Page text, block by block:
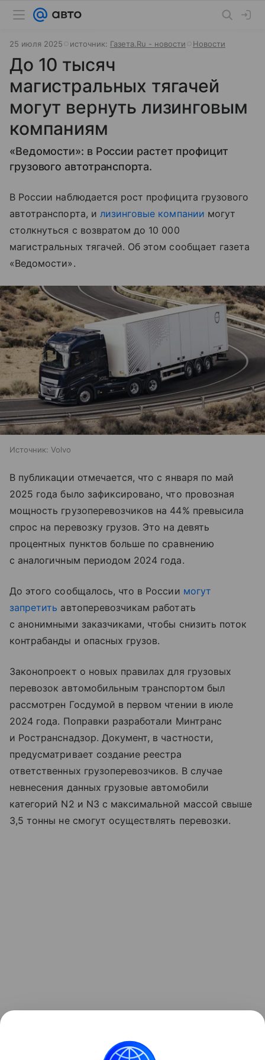
25 июля 2025 источник: Газета.Ru - новости Новости
До 10 тысяч
магистральных тягачей
могут вернуть лизинговым
компаниям
«Ведомости»: в России растет профицит
грузового автотранспорта.
В России наблюдается рост профицита грузового
автотранспорта, и лизинговые компании могут
столкнуться с возвратом до 10 000
магистральных тягачей. Об этом сообщает газета
«Ведомости».
Источник: Volvo
В публикации отмечается, что с января по май
2025 года было зафиксировано, что провозная
мощность грузоперевозчиков на 44% превысила
спрос на перевозку грузов. Это на девять
процентных пунктов больше по сравнению
с аналогичным периодом 2024 года.
До этого сообщалось, что в России могут
запретить автоперевозчикам работать
с анонимными заказчиками, чтобы снизить поток
контрабанды и опасных грузов.
Законопроект о новых правилах для грузовых
перевозок автомобильным транспортом был
рассмотрен Госдумой в первом чтении в июле
2024 года. Поправки разработали Минтранс
и Ространснадзор. Документ, в частности,
предусматривает создание реестра
ответственных грузоперевозчиков. В случае
невнесения данных грузовые автомобили
категорий N2 и N3 с максимальной массой свыше
3,5 тонны не смогут осуществлять перевозки.